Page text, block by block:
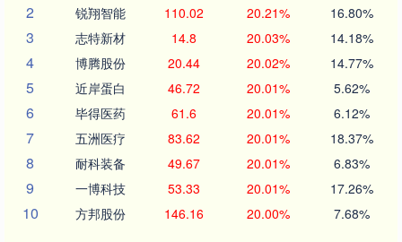
2 锐翔智能 110.02 20.21% 16.80%
3 志特新材 14.8 20.03% 14.18%
4 博腾股份 20.44 20.02% 14.77%
5 近岸蛋白 46.72 20.01% 5.62%
6 毕得医药 61.6 20.01% 6.12%
7 五洲医疗 83.62 20.01% 18.37%
8 耐科装备 49.67 20.01% 6.83%
9 一博科技 53.33 20.01% 17.26%
10 方邦股份 146.16 20.00% 7.68%